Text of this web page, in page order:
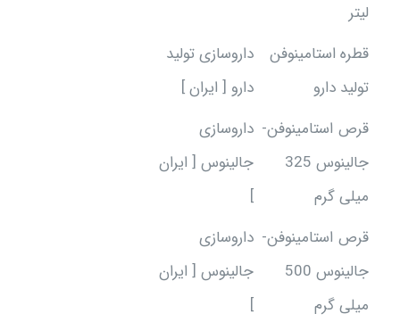
لیتر
قطره استامینوفن
تولید دارو
داروسازی تولید
دارو [ ایران ]
قرص استامینوفن-
جالینوس 325
میلی گرم
داروسازی
جالینوس [ ایران
]
قرص استامینوفن-
جالینوس 500
میلی گرم
داروسازی
جالینوس [ ایران
]